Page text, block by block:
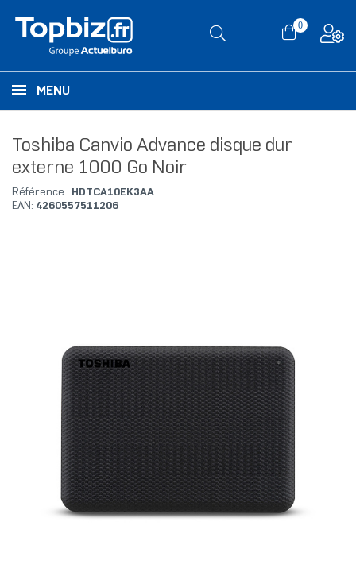
0
MENU
Toshiba Canvio Advance disque dur
externe 1000 Go Noir
Référence : HDTCA10EK3AA
EAN: 4260557511206